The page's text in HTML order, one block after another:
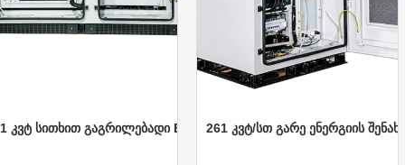
გაგრილებადი BESS კარადა261 კვტ/სთ გარე ენერგიის შენახვის